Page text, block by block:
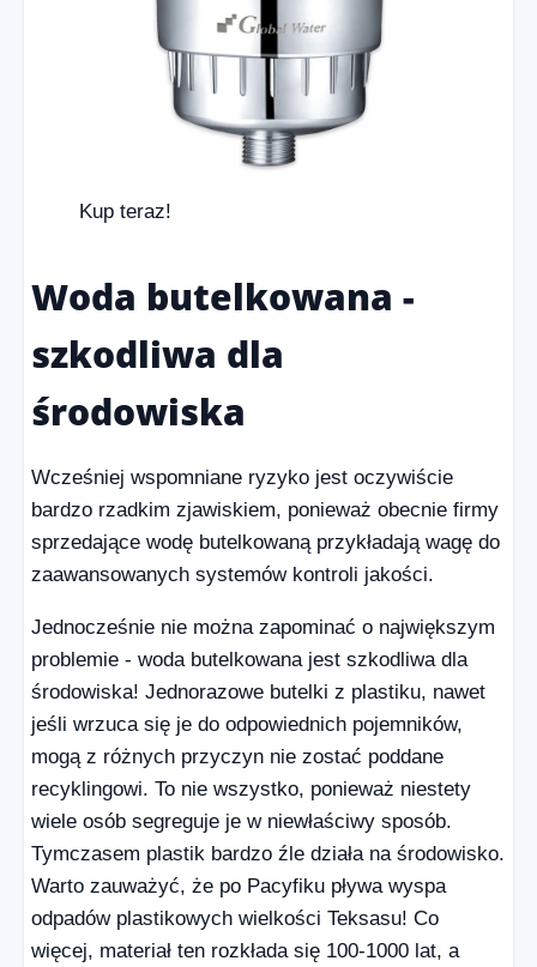
Kup teraz!
Woda butelkowana -
szkodliwa dla
środowiska
Wcześniej wspomniane ryzyko jest oczywiście
bardzo rzadkim zjawiskiem, ponieważ obecnie firmy
sprzedające wodę butelkowaną przykładają wagę do
zaawansowanych systemów kontroli jakości.
Jednocześnie nie można zapominać o największym
problemie - woda butelkowana jest szkodliwa dla
środowiska! Jednorazowe butelki z plastiku, nawet
jeśli wrzuca się je do odpowiednich pojemników,
mogą z różnych przyczyn nie zostać poddane
recyklingowi. To nie wszystko, ponieważ niestety
wiele osób segreguje je w niewłaściwy sposób.
Tymczasem plastik bardzo źle działa na środowisko.
Warto zauważyć, że po Pacyfiku pływa wyspa
odpadów plastikowych wielkości Teksasu! Co
więcej, materiał ten rozkłada się 100-1000 lat, a